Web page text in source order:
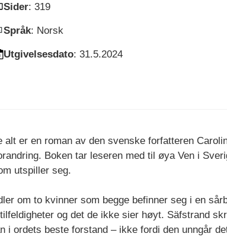
Sider: 319
Språk: Norsk
Utgivelsesdato: 31.5.2024
alt er en roman av den svenske forfatteren
Boken tar leseren med til øya Ven i
utspiller seg.
om to kvinner som begge befinner seg i en
og det de ikke sier høyt. Säfstrand
i ordets beste forstand – ikke fordi den unngår